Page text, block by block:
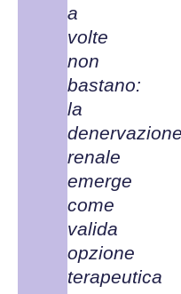
a
volte
non
bastano:
la
denervazione
renale
emerge
come
valida
opzione
terapeutica